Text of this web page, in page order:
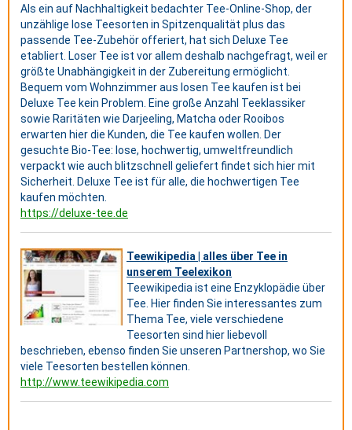
Als ein auf Nachhaltigkeit bedachter Tee-Online-Shop, der
unzählige lose Teesorten in Spitzenqualität plus das
passende Tee-Zubehör offeriert, hat sich Deluxe Tee
etabliert. Loser Tee ist vor allem deshalb nachgefragt, weil er
größte Unabhängigkeit in der Zubereitung ermöglicht.
Bequem vom Wohnzimmer aus losen Tee kaufen ist bei
Deluxe Tee kein Problem. Eine große Anzahl Teeklassiker
sowie Raritäten wie Darjeeling, Matcha oder Rooibos
erwarten hier die Kunden, die Tee kaufen wollen. Der
gesuchte Bio-Tee: lose, hochwertig, umweltfreundlich
verpackt wie auch blitzschnell geliefert findet sich hier mit
Sicherheit. Deluxe Tee ist für alle, die hochwertigen Tee
kaufen möchten.
https://deluxe-tee.de
Teewikipedia | alles über Tee in
unserem Teelexikon
Teewikipedia ist eine Enzyklopädie über
Tee. Hier finden Sie interessantes zum
Thema Tee, viele verschiedene
Teesorten sind hier liebevoll
beschrieben, ebenso finden Sie unseren Partnershop, wo Sie
viele Teesorten bestellen können.
http://www.teewikipedia.com